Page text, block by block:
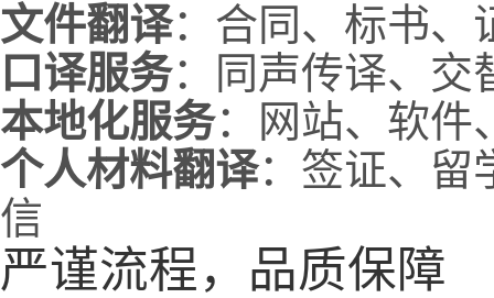
文件翻译：合同、标书、
口译服务：同声传译、交
本地化服务：网站、软件
个人材料翻译：签证、留
信
严谨流程，品质保障